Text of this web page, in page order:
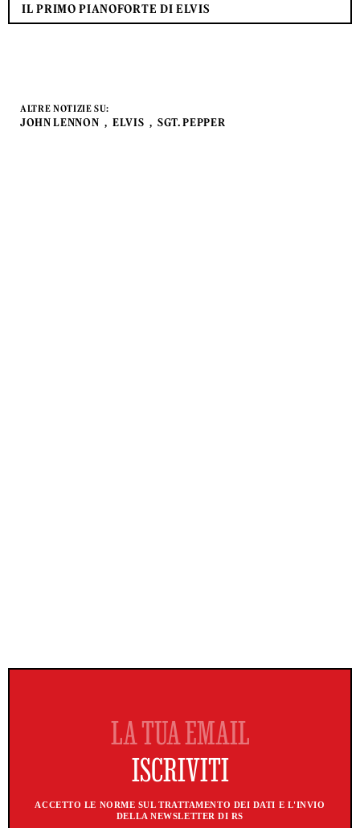
IL PRIMO PIANOFORTE DI ELVIS
ALTRE NOTIZIE SU:
JOHN LENNON ELVIS SGT. PEPPER
ACCETTO LE NORME SUL TRATTAMENTO DEI DATI E L'INVIO
DELLA NEWSLETTER DI RS